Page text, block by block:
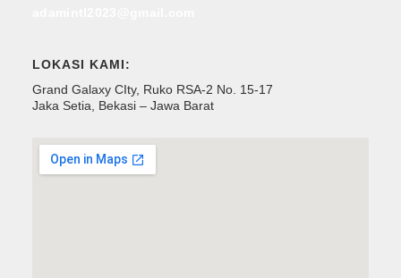
LOKASI KAMI:
Grand Galaxy CIty, Ruko RSA-2 No. 15-17
Jaka Setia, Bekasi – Jawa Barat